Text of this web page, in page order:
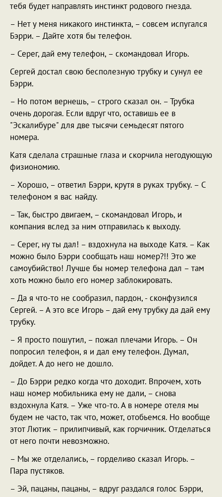
тебя будет направлять инстинкт родового гнезда.
– Нет у меня никакого инстинкта, – совсем испугался
Бэрри. – Дайте хотя бы телефон.
– Серег, дай ему телефон, – скомандовал Игорь.
Сергей достал свою бесполезную трубку и сунул ее
Бэрри.
– Но потом вернешь, – строго сказал он. – Трубка
очень дорогая. Если вдруг что, оставишь ее в
"Эскалибуре" для две тысячи семьдесят пятого
номера.
Катя сделала страшные глаза и скорчила негодующую
физиономию.
– Хорошо, – ответил Бэрри, крутя в руках трубку. – С
телефоном я вас найду.
– Так, быстро двигаем, – скомандовал Игорь, и
компания вслед за ним отправилась к выходу.
– Серег, ну ты дал! – вздохнула на выходе Катя. – Как
можно было Бэрри сообщать наш номер?!! Это же
самоубийство! Лучше бы номер телефона дал – там
хоть можно было его номер заблокировать.
– Да я что-то не сообразил, пардон, - сконфузился
Сергей. – А это все Игорь – дай ему трубку да дай ему
трубку.
– Я просто пошутил, – пожал плечами Игорь. – Он
попросил телефон, я и дал ему телефон. Думал,
дойдет. А до него не дошло.
– До Бэрри редко когда что доходит. Впрочем, хоть
наш номер мобильника ему не дали, – снова
вздохнула Катя. – Уже что-то. А в номере отеля мы
будем не часто, так что, может, отобьемся. Но вообще
этот Лютик – прилипчивый, как горчичник. Отделаться
от него почти невозможно.
– Мы же отделались, – горделиво сказал Игорь. –
Пара пустяков.
– Эй, пацаны, пацаны, – вдруг раздался голос Бэрри,